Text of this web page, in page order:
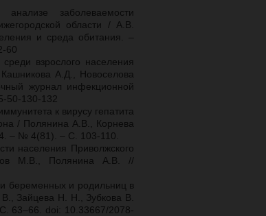
заболеваемости
области / А.В.
и среда обитания. –
60
взрослого населения
А.Д., Новоселова
журнал инфекционной
50-130-132
к вирусу гепатита
/ Полянина А.В., Корнева
– № 4(81). – С. 103-110.
населения Приволжского
М.В., Полянина А.В. //
беременных и родильниц в
Зайцева Н. Н., Зубкова В.
63–66. doi: 10.33667/2078-